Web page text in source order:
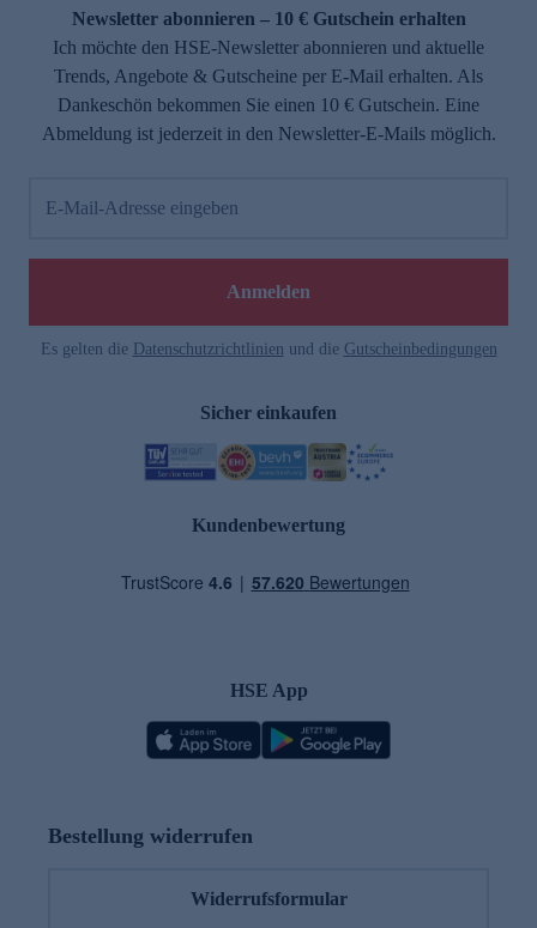
Newsletter abonnieren – 10 € Gutschein erhalten
Ich möchte den HSE-Newsletter abonnieren und aktuelle
Trends, Angebote & Gutscheine per E-Mail erhalten. Als
Dankeschön bekommen Sie einen 10 € Gutschein. Eine
Abmeldung ist jederzeit in den Newsletter-E-Mails möglich.
E-Mail-Adresse eingeben
Anmelden
Es gelten die Datenschutzrichtlinien und die Gutscheinbedingungen
Sicher einkaufen
Kundenbewertung
HSE App
Bestellung widerrufen
Widerrufsformular